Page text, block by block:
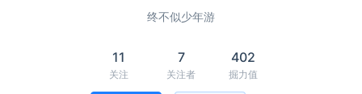
终不似少年游
11
关注
7
关注者
402
掘力值